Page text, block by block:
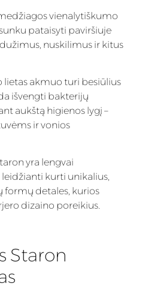
vienalytiškumo
pataisyti paviršiuje
nuskilimus ir kitus
lietas akmuo turi besiūlius
išvengti bakterijų
aukštą higienos lygį –
ir vonios
yra lengvai
kurti unikalius,
formų detales, kurios
dizaino poreikius.
Staron